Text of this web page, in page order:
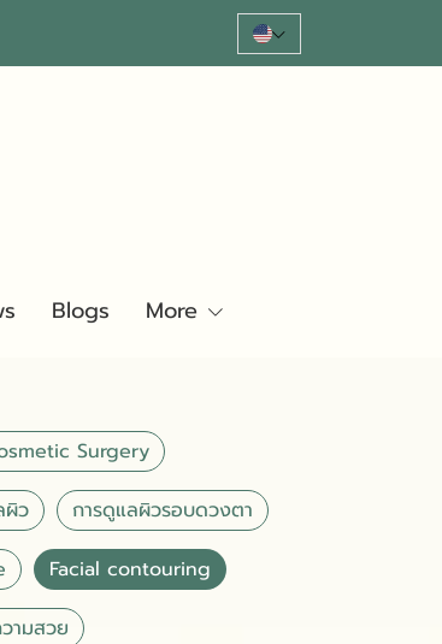
Blogs More
Surgery
ผิว การดูแลผิวรอบดวงตา
Facial contouring
ามสวย